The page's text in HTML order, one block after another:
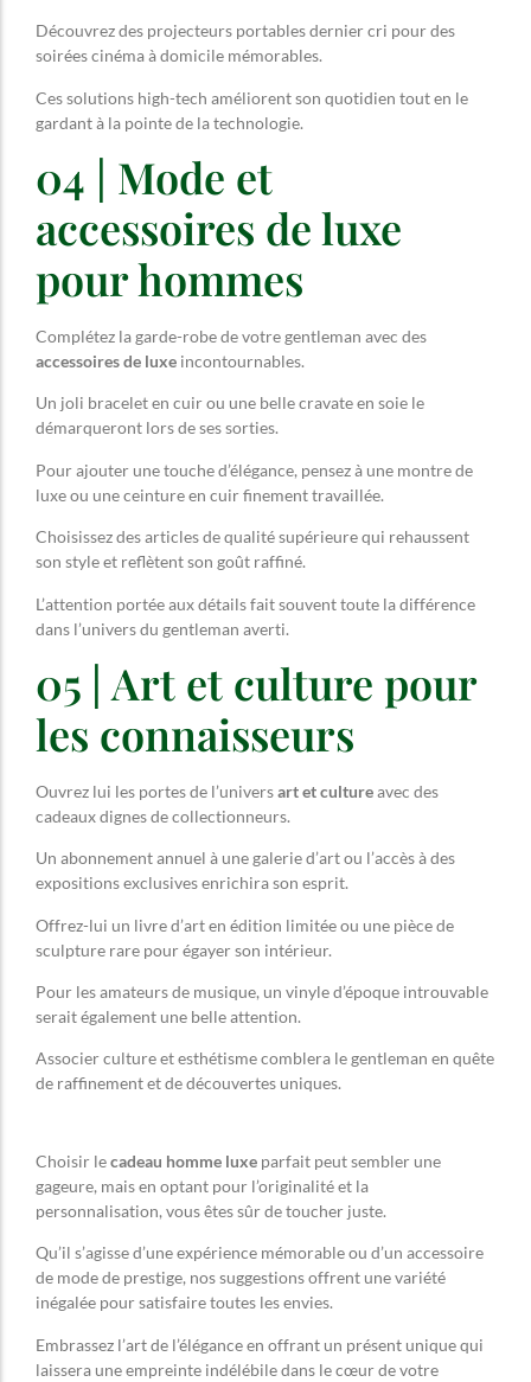
Découvrez des projecteurs portables dernier cri pour des
soirées cinéma à domicile mémorables.
Ces solutions high-tech améliorent son quotidien tout en le
gardant à la pointe de la technologie.
04 | Mode et
accessoires de luxe
pour hommes
Complétez la garde-robe de votre gentleman avec des
accessoires de luxe incontournables.
Un joli bracelet en cuir ou une belle cravate en soie le
démarqueront lors de ses sorties.
Pour ajouter une touche d’élégance, pensez à une montre de
luxe ou une ceinture en cuir finement travaillée.
Choisissez des articles de qualité supérieure qui rehaussent
son style et reflètent son goût raffiné.
L’attention portée aux détails fait souvent toute la différence
dans l’univers du gentleman averti.
05 | Art et culture pour
les connaisseurs
Ouvrez lui les portes de l’universart et cultureavec des
cadeaux dignes de collectionneurs.
Un abonnement annuel à une galerie d’art ou l’accès à des
expositions exclusives enrichira son esprit.
Offrez-lui un livre d’art en édition limitée ou une pièce de
sculpture rare pour égayer son intérieur.
Pour les amateurs de musique, un vinyle d’époque introuvable
serait également une belle attention.
Associer culture et esthétisme comblera le gentleman en quête
de raffinement et de découvertes uniques.
Choisir lecadeau homme luxe parfait peut sembler une
gageure, mais en optant pour l’originalité et la
personnalisation, vous êtes sûr de toucher juste.
Qu’il s’agisse d’une expérience mémorable ou d’un accessoire
de mode de prestige, nos suggestions offrent une variété
inégalée pour satisfaire toutes les envies.
Embrassez l’art de l’élégance en offrant un présent unique qui
laissera une empreinte indélébile dans le cœur de votre